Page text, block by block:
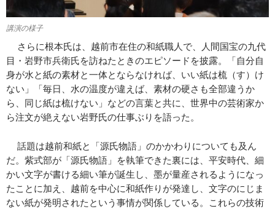
講演の様子
さらに根本氏は、越前市在住の和紙職人で、人間国宝の九代
目・岩野市兵衛氏を訪ねたときのエピソードを披露。「自分自
身が水と紙の素材と一体とならなければ、いい紙は梳（す）け
ない」「毎日、水の温度が違えば、素材の硬さも全部違うか
ら、同じ紙は梳けない」などの言葉と共に、世界中の芸術家か
ら注文が絶えない岩野氏の仕事ぶりを語った。
話題は越前和紙と「源氏物語」のかかわりについても及ん
だ。紫式部が「源氏物語」を執筆できた裏には、平安時代、細
かい文字が書ける細い筆が誕生し、墨が量産されるようになっ
たことに加え、越前を中心に和紙作りが発達し、文字のにじま
ない紙が発明されたという事情が関係している。これらの技術